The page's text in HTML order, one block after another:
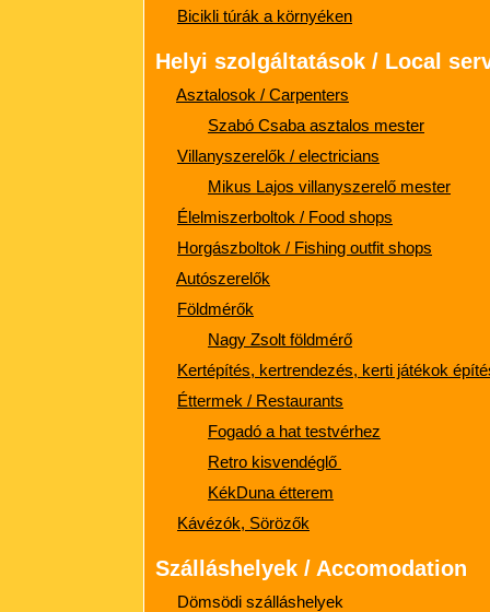
Bicikli túrák a környéken
Helyi szolgáltatások / Local
Asztalosok / Carpenters
Szabó Csaba asztalos mester
Villanyszerelők / electricians
Mikus Lajos villanyszerelő mester
Élelmiszerboltok / Food shops
Horgászboltok / Fishing outfit shops
Autószerelők
Földmérők
Nagy Zsolt földmérő
Kertépítés, kertrendezés, kerti játékok
Éttermek / Restaurants
Fogadó a hat testvérhez
Retro kisvendéglő
KékDuna étterem
Kávézók, Sörözők
Szálláshelyek / Accomodation
Dömsödi szálláshelyek